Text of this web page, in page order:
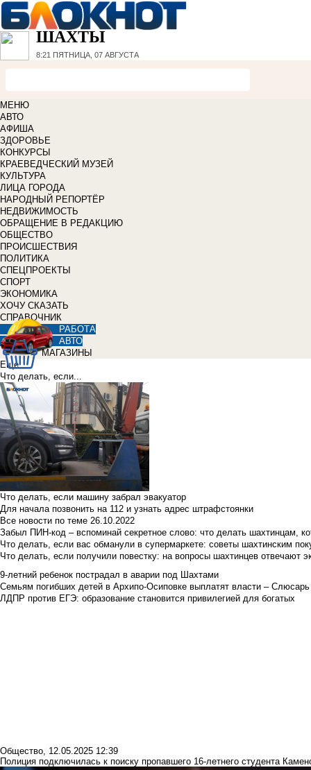
ШАХТЫ
8:21 ПЯТНИЦА, 07 АВГУСТА
МЕНЮ
АВТО
АФИША
ЗДОРОВЬЕ
КОНКУРСЫ
КРАЕВЕДЧЕСКИЙ МУЗЕЙ
КУЛЬТУРА
ЛИЦА ГОРОДА
НАРОДНЫЙ РЕПОРТЁР
НЕДВИЖИМОСТЬ
ОБРАЩЕНИЕ В РЕДАКЦИЮ
ОБЩЕСТВО
ПРОИСШЕСТВИЯ
ПОЛИТИКА
СПЕЦПРОЕКТЫ
СПОРТ
ЭКОНОМИКА
ХОЧУ СКАЗАТЬ
СПРАВОЧНИК
РАБОТА
АВТО
МАГАЗИНЫ
Еще
Что делать, если...
Что делать, если машину забрал эвакуатор
Для начала позвонить на 112 и узнать адрес штрафстоянки
Все новости по теме 26.10.2022
Забыл ПИН-код – вспоминай секретное слово: что делать шахтинцам,
Что делать, если вас обманули в супермаркете: советы шахтинским
Что делать, если получили повестку: на вопросы шахтинцев отвечают
9-летний ребенок пострадал в аварии под Шахтами
Семьям погибших детей в Архипо-Осиповке выплатят власти – Слюсарь
ЛДПР против ЕГЭ: образование становится привилегией для богатых
Общество, 12.05.2025 12:39
Полиция подключилась к поиску пропавшего 16-летнего студента